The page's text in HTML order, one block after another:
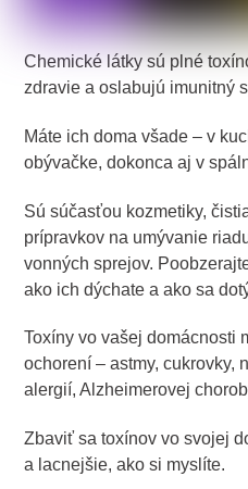
Chemické látky sú plné
zdravie a oslabujú imunitný
Máte ich doma všade – v
obývačke, dokonca aj v
Sú súčasťou kozmetiky,
prípravkov na umývanie
vonných sprejov.
ako ich dýchate a ako sa
Toxíny vo vašej domácnosti
ochorení – astmy, cukrovky,
alergií, Alzheimerovej
Zbaviť sa toxínov vo svojej
a lacnejšie, ako si myslíte.